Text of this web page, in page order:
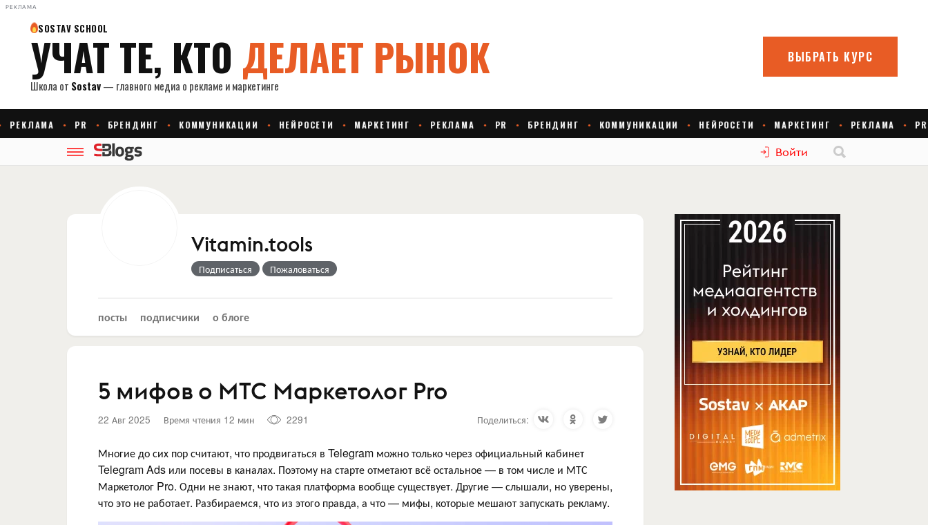
РЕКЛАМА
Войти
Vitamin.tools
Подписаться Пожаловаться
посты подписчики о блоге
5 мифов о МТС Маркетолог Pro
22 Авг 2025 Время чтения 12 мин 2291 Поделиться:
Многие до сих пор считают, что продвигаться в Telegram можно только через официальный кабинет
Telegram Ads или посевы в каналах. Поэтому на старте отметают всё остальное — в том числе и МТС
Маркетолог Pro. Одни не знают, что такая платформа вообще существует. Другие — слышали, но уверены,
что это не работает. Разбираемся, что из этого правда, а что — мифы, которые мешают запускать рекламу.